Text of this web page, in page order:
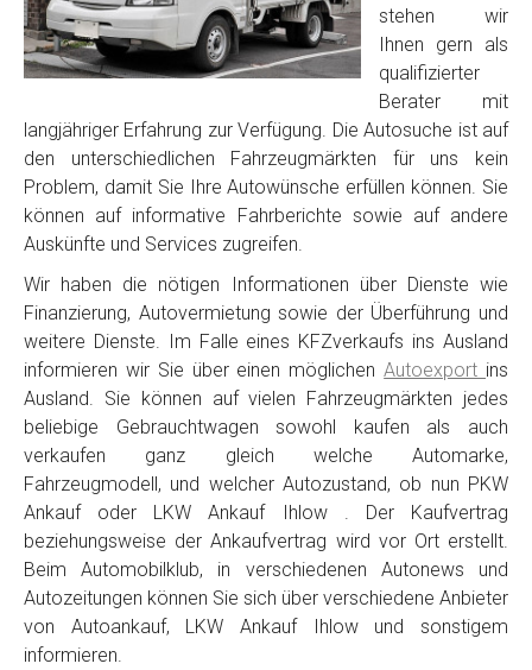
stehen wir
Ihnen gern als
qualifizierter
Berater mit
langjähriger Erfahrung zur Verfügung. Die Autosuche ist auf
den unterschiedlichen Fahrzeugmärkten für uns kein
Problem, damit Sie Ihre Autowünsche erfüllen können. Sie
können auf informative Fahrberichte sowie auf andere
Auskünfte und Services zugreifen.
Wir haben die nötigen Informationen über Dienste wie
Finanzierung, Autovermietung sowie der Überführung und
weitere Dienste. Im Falle eines KFZverkaufs ins Ausland
informieren wir Sie über einen möglichenAutoexport ins
Ausland. Sie können auf vielen Fahrzeugmärkten jedes
beliebige Gebrauchtwagen sowohl kaufen als auch
verkaufen ganz gleich welche Automarke,
Fahrzeugmodell, und welcher Autozustand, ob nun PKW
Ankauf oder LKW Ankauf Ihlow . Der Kaufvertrag
beziehungsweise der Ankaufvertrag wird vor Ort erstellt.
Beim Automobilklub, in verschiedenen Autonews und
Autozeitungen können Sie sich über verschiedene Anbieter
von Autoankauf, LKW Ankauf Ihlow und sonstigem
informieren.